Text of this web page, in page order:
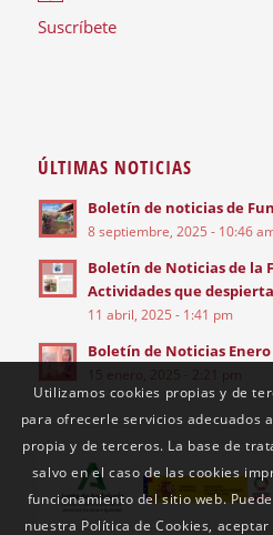
Suscríbete
ÚLTIMAS NOTICIAS
Boletín de noticias de
8 septiembre, 2025 - 10:46
Boletín de Noticias de la
Actividades que
11 abril, 2025 - 1:41 pm
Boletín de Noticias Enero
15 enero, 2025 - 2:21 pm
Utilizamos cookies propias y de
para ofrecerle servicios adecuados
propia y de terceros. La base de
salvo en el caso de las cookies
funcionamiento del sitio web.
nuestra Política de Cookies,